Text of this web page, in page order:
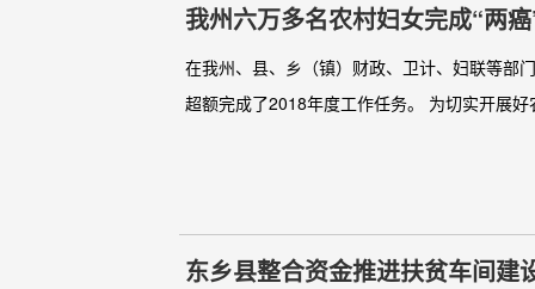
我州六万多名农村妇女完成“两
在我州、县、乡（镇）财政、卫计、妇联等部
超额完成了2018年度工作任务。 为切实开展
东乡县整合资金推进扶贫车间建